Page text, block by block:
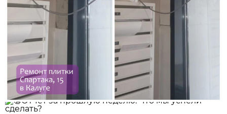
Отчёт за прошлую неделю. Что мы успели
сделать?